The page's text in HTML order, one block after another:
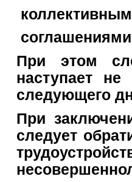
При этом
наступает
следующего
При
следует